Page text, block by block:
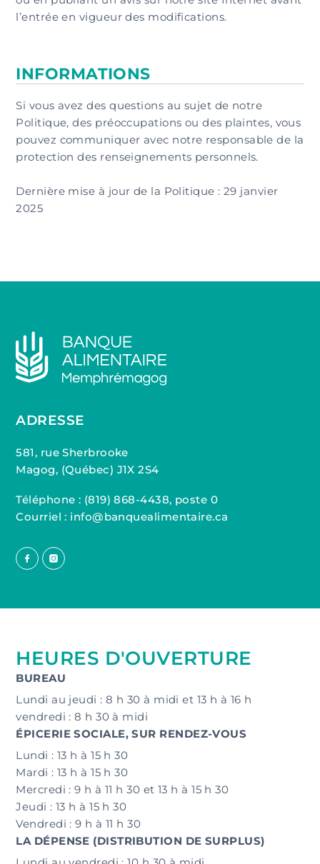
l’entrée en vigueur des modifications.
INFORMATIONS
Si vous avez des questions au sujet de notre
Politique, des préoccupations ou des plaintes, vous
pouvez communiquer avec notre responsable de la
protection des renseignements personnels.
Dernière mise à jour de la Politique : 29 janvier
2025
ADRESSE
581, rue Sherbrooke
Magog, (Québec) J1X 2S4
Téléphone : (819) 868-4438, poste 0
Courriel : info@banquealimentaire.ca
HEURES D'OUVERTURE
BUREAU
Lundi au jeudi : 8 h 30 à midi et 13 h à 16 h
vendredi : 8 h 30 à midi
ÉPICERIE SOCIALE, SUR RENDEZ-VOUS
Lundi : 13 h à 15 h 30
Mardi : 13 h à 15 h 30
Mercredi : 9 h à 11 h 30 et 13 h à 15 h 30
Jeudi : 13 h à 15 h 30
Vendredi : 9 h à 11 h 30
LA DÉPENSE (DISTRIBUTION DE SURPLUS)